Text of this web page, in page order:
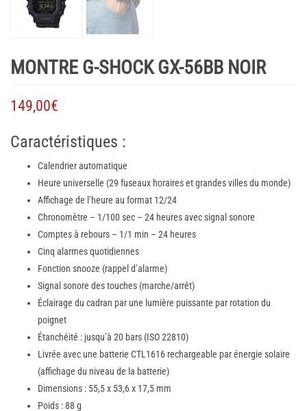
MONTRE G-SHOCK GX-56BB NOIR
149,00€
Caractéristiques :
Calendrier automatique
Heure universelle (29 fuseaux horaires et grandes villes du monde)
Affichage de l’heure au format 12/24
Chronomètre – 1/100 sec – 24 heures avec signal sonore
Comptes à rebours – 1/1 min – 24 heures
Cinq alarmes quotidiennes
Fonction snooze (rappel d’alarme)
Signal sonore des touches (marche/arrêt)
Éclairage du cadran par une lumière puissante par rotation du
poignet
Étanchéité : jusqu’à 20 bars (ISO 22810)
Livrée avec une batterie CTL1616 rechargeable par énergie solaire
(affichage du niveau de la batterie)
Dimensions : 55,5 x 53,6 x 17,5 mm
Poids : 88 g